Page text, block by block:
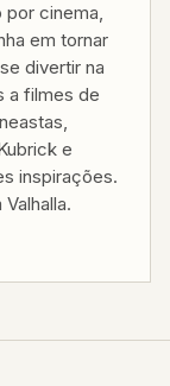
por cinema,
em tornar
divertir na
a filmes de
e
inspirações.